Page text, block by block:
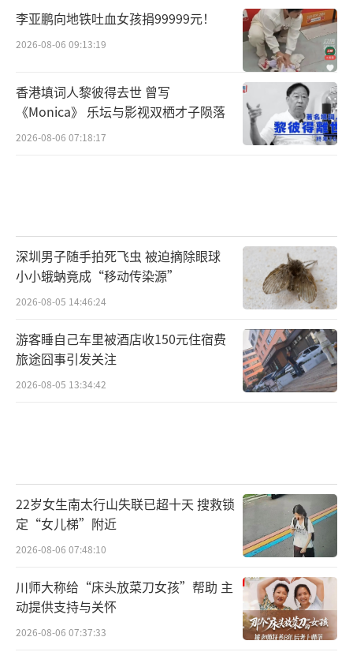
李亚鹏向地铁吐血女孩捐99999元！
2026-08-06 09:13:19
香港填词人黎彼得去世 曾写
《Monica》 乐坛与影视双栖才子陨落
2026-08-06 07:18:17
深圳男子随手拍死飞虫 被迫摘除眼球
小小蛾蚋竟成“移动传染源”
2026-08-05 14:46:24
游客睡自己车里被酒店收150元住宿费
旅途囧事引发关注
2026-08-05 13:34:42
22岁女生南太行山失联已超十天 搜救锁
定“女儿梯”附近
2026-08-06 07:48:10
川师大称给“床头放菜刀女孩”帮助 主
动提供支持与关怀
2026-08-06 07:37:33